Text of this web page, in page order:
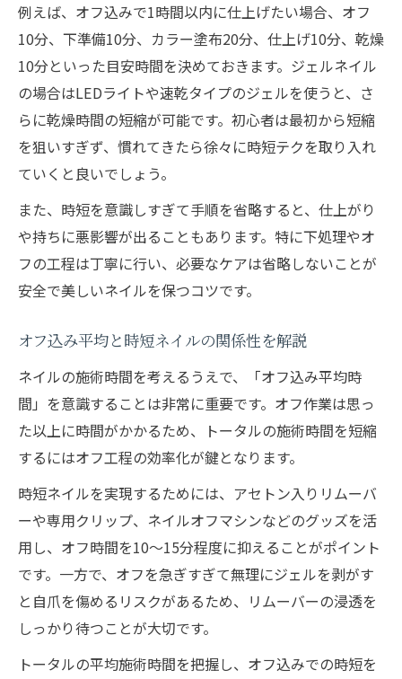
例えば、オフ込みで1時間以内に仕上げたい場合、オフ
10分、下準備10分、カラー塗布20分、仕上げ10分、乾燥
10分といった目安時間を決めておきます。ジェルネイル
の場合はLEDライトや速乾タイプのジェルを使うと、さ
らに乾燥時間の短縮が可能です。初心者は最初から短縮
を狙いすぎず、慣れてきたら徐々に時短テクを取り入れ
ていくと良いでしょう。
また、時短を意識しすぎて手順を省略すると、仕上がり
や持ちに悪影響が出ることもあります。特に下処理やオ
フの工程は丁寧に行い、必要なケアは省略しないことが
安全で美しいネイルを保つコツです。
オフ込み平均と時短ネイルの関係性を解説
ネイルの施術時間を考えるうえで、「オフ込み平均時
間」を意識することは非常に重要です。オフ作業は思っ
た以上に時間がかかるため、トータルの施術時間を短縮
するにはオフ工程の効率化が鍵となります。
時短ネイルを実現するためには、アセトン入りリムーバ
ーや専用クリップ、ネイルオフマシンなどのグッズを活
用し、オフ時間を10～15分程度に抑えることがポイント
です。一方で、オフを急ぎすぎて無理にジェルを剥がす
と自爪を傷めるリスクがあるため、リムーバーの浸透を
しっかり待つことが大切です。
トータルの平均施術時間を把握し、オフ込みでの時短を